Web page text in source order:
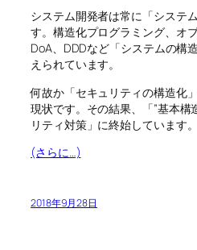
システム開発者は常に「システ
す。構造化プログラミング、オ
DoA、DDDなど「システムの構
えられています。
何故か「セキュリティの構造化
現状です。その結果、「”基本構
リティ対策」に終始しています。
(さらに…)
2018年9月28日